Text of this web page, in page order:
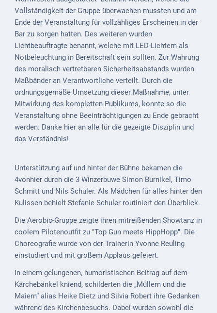
Schulbilder
Datenschutz
Kontakt
Veranstaltungen
und Events
Kultur &
Freizeit
Feste
Wandern/Nord.Walking
Radfahren
Musikschule
und VHS
Kalender
Wein &
Genuss
Fest um
Vollständigkeit der Gruppe überwachen mussten und am
Ende der Veranstaltung für vollzähliges Erscheinen in der
Bar zu sorgen hatten. Des weiteren wurden
Lichtbeauftragte benannt, welche mit LED-Lichtern als
Notbeleuchtung in Bereitschaft sein sollten. Zur Wahrung
des moralisch vertretbaren Sicherheitsabstands wurden
Maßbänder an Verantwortliche verteilt. Durch die
ordnungsgemäße Umsetzung dieser Maßnahme, unter
Mitwirkung des kompletten Publikums, konnte so die
Veranstaltung ohne Beeinträchtigungen zu Ende gebracht
werden. Danke hier an alle für die gezeigte Disziplin und
das Verständnis!
Unterstützung auf und hinter der Bühne bekamen die
4vonhier durch die 3 Winzerbuwe Simon Burnikel, Timo
Schmitt und Nils Schuler. Als Mädchen für alles hinter den
Kulissen behielt Stefanie Schuler routiniert den Überblick.
Die Aerobic-Gruppe zeigte ihren mitreißenden Showtanz in
coolem Pilotenoutfit zu "Top Gun meets HippHopp". Die
Choreografie wurde von der Trainerin Yvonne Reuling
einstudiert und mit großem Applaus gefeiert.
In einem gelungenen, humoristischen Beitrag auf dem
Kärchebänkel kniend, schilderten die „Müllern und die
Maiern“ alias Heike Dietz und Silvia Robert ihre Gedanken
während des Kirchenbesuchs. Dabei wurden sowohl die